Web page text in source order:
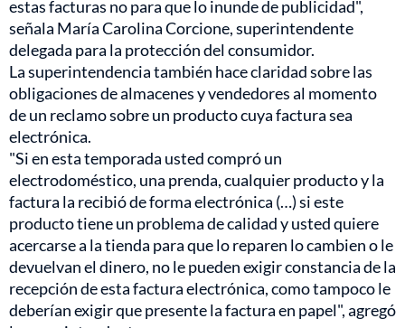
estas facturas no para que lo inunde de publicidad",
señala María Carolina Corcione, superintendente
delegada para la protección del consumidor.
La superintendencia también hace claridad sobre las
obligaciones de almacenes y vendedores al momento
de un reclamo sobre un producto cuya factura sea
electrónica.
"Si en esta temporada usted compró un
electrodoméstico, una prenda, cualquier producto y la
factura la recibió de forma electrónica (…) si este
producto tiene un problema de calidad y usted quiere
acercarse a la tienda para que lo reparen lo cambien o le
devuelvan el dinero, no le pueden exigir constancia de la
recepción de esta factura electrónica, como tampoco le
deberían exigir que presente la factura en papel", agregó